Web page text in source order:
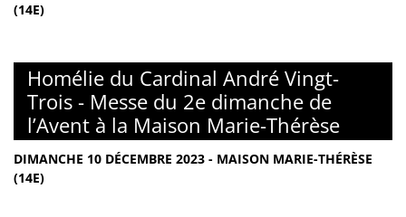
(14E)
Homélie du Cardinal André Vingt-
Trois - Messe du 2e dimanche de
l’Avent à la Maison Marie-Thérèse
DIMANCHE 10 DÉCEMBRE 2023 - MAISON MARIE-THÉRÈSE
(14E)